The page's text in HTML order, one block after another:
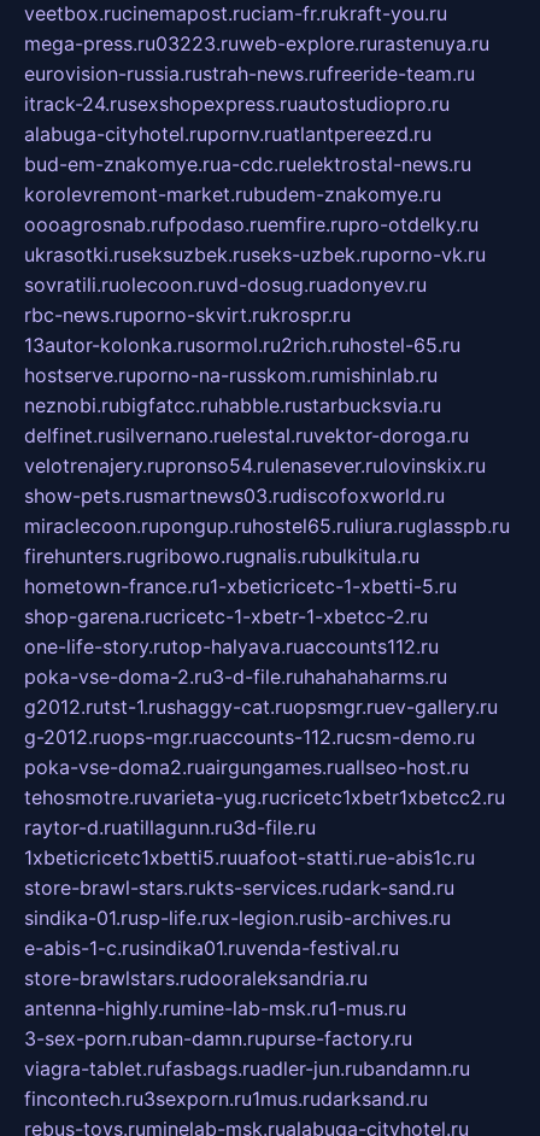
veetbox.rucinemapost.ruciam-fr.rukraft-you.ru
mega-press.ru03223.ruweb-explore.rurastenuya.ru
eurovision-russia.rustrah-news.rufreeride-team.ru
itrack-24.rusexshopexpress.ruautostudiopro.ru
alabuga-cityhotel.rupornv.ruatlantpereezd.ru
bud-em-znakomye.rua-cdc.ruelektrostal-news.ru
korolevremont-market.rubudem-znakomye.ru
oooagrosnab.rufpodaso.ruemfire.rupro-otdelky.ru
ukrasotki.ruseksuzbek.ruseks-uzbek.ruporno-vk.ru
sovratili.ruolecoon.ruvd-dosug.ruadonyev.ru
rbc-news.ruporno-skvirt.rukrospr.ru
13autor-kolonka.rusormol.ru2rich.ruhostel-65.ru
hostserve.ruporno-na-russkom.rumishinlab.ru
neznobi.rubigfatcc.ruhabble.rustarbucksvia.ru
delfinet.rusilvernano.ruelestal.ruvektor-doroga.ru
velotrenajery.rupronso54.rulenasever.rulovinskix.ru
show-pets.rusmartnews03.rudiscofoxworld.ru
miraclecoon.rupongup.ruhostel65.ruliura.ruglasspb.ru
firehunters.rugribowo.rugnalis.rubulkitula.ru
hometown-france.ru1-xbeticricetc-1-xbetti-5.ru
shop-garena.rucricetc-1-xbetr-1-xbetcc-2.ru
one-life-story.rutop-halyava.ruaccounts112.ru
poka-vse-doma-2.ru3-d-file.ruhahahaharms.ru
g2012.rutst-1.rushaggy-cat.ruopsmgr.ruev-gallery.ru
g-2012.ruops-mgr.ruaccounts-112.rucsm-demo.ru
poka-vse-doma2.ruairgungames.ruallseo-host.ru
tehosmotre.ruvarieta-yug.rucricetc1xbetr1xbetcc2.ru
raytor-d.ruatillagunn.ru3d-file.ru
1xbeticricetc1xbetti5.ruuafoot-statti.rue-abis1c.ru
store-brawl-stars.rukts-services.rudark-sand.ru
sindika-01.rusp-life.rux-legion.rusib-archives.ru
e-abis-1-c.rusindika01.ruvenda-festival.ru
store-brawlstars.rudooraleksandria.ru
antenna-highly.rumine-lab-msk.ru1-mus.ru
3-sex-porn.ruban-damn.rupurse-factory.ru
viagra-tablet.rufasbags.ruadler-jun.rubandamn.ru
fincontech.ru3sexporn.ru1mus.rudarksand.ru
rebus-toys.ruminelab-msk.rualabuga-cityhotel.ru